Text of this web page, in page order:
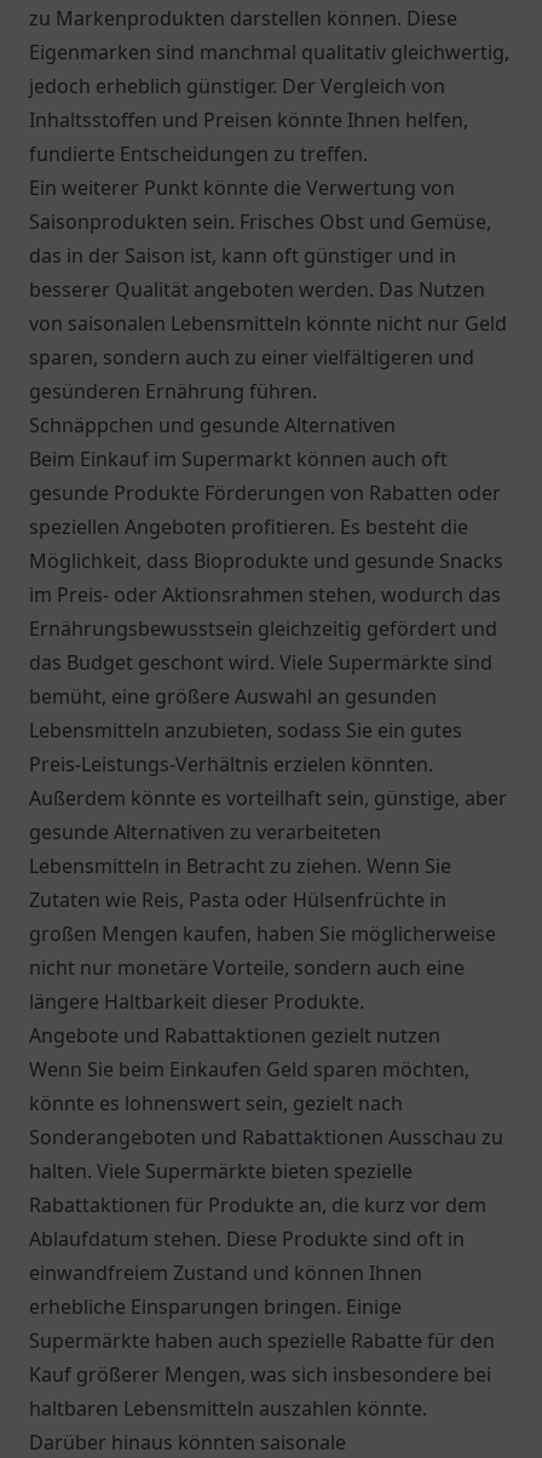
zu Markenprodukten darstellen können. Diese
Eigenmarken sind manchmal qualitativ gleichwertig,
jedoch erheblich günstiger. Der Vergleich von
Inhaltsstoffen und Preisen könnte Ihnen helfen,
fundierte Entscheidungen zu treffen.
Ein weiterer Punkt könnte die Verwertung von
Saisonprodukten sein. Frisches Obst und Gemüse,
das in der Saison ist, kann oft günstiger und in
besserer Qualität angeboten werden. Das Nutzen
von saisonalen Lebensmitteln könnte nicht nur Geld
sparen, sondern auch zu einer vielfältigeren und
gesünderen Ernährung führen.
Schnäppchen und gesunde Alternativen
Beim Einkauf im Supermarkt können auch oft
gesunde Produkte Förderungen von Rabatten oder
speziellen Angeboten profitieren. Es besteht die
Möglichkeit, dass Bioprodukte und gesunde Snacks
im Preis- oder Aktionsrahmen stehen, wodurch das
Ernährungsbewusstsein gleichzeitig gefördert und
das Budget geschont wird. Viele Supermärkte sind
bemüht, eine größere Auswahl an gesunden
Lebensmitteln anzubieten, sodass Sie ein gutes
Preis-Leistungs-Verhältnis erzielen könnten.
Außerdem könnte es vorteilhaft sein, günstige, aber
gesunde Alternativen zu verarbeiteten
Lebensmitteln in Betracht zu ziehen. Wenn Sie
Zutaten wie Reis, Pasta oder Hülsenfrüchte in
großen Mengen kaufen, haben Sie möglicherweise
nicht nur monetäre Vorteile, sondern auch eine
längere Haltbarkeit dieser Produkte.
Angebote und Rabattaktionen gezielt nutzen
Wenn Sie beim Einkaufen Geld sparen möchten,
könnte es lohnenswert sein, gezielt nach
Sonderangeboten und Rabattaktionen Ausschau zu
halten. Viele Supermärkte bieten spezielle
Rabattaktionen für Produkte an, die kurz vor dem
Ablaufdatum stehen. Diese Produkte sind oft in
einwandfreiem Zustand und können Ihnen
erhebliche Einsparungen bringen. Einige
Supermärkte haben auch spezielle Rabatte für den
Kauf größerer Mengen, was sich insbesondere bei
haltbaren Lebensmitteln auszahlen könnte.
Darüber hinaus könnten saisonale